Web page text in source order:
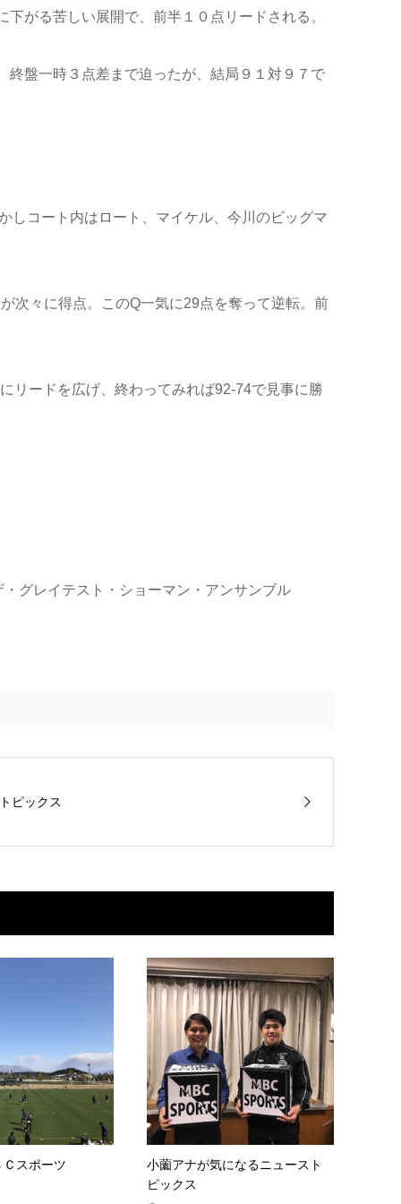
がる苦しい展開で、前半１０点リードされる。
終盤一時３点差まで迫ったが、結局９１対９７で
しコート内はロート、マイケル、今川のビッグマ
次々に得点。このQ一気に29点を奪って逆転。前
リードを広げ、終わってみれば92-74で見事に勝
グレイテスト・ショーマン・アンサンブル
ピックス
スポーツ
小薗アナが気になるニュースト
ピックス